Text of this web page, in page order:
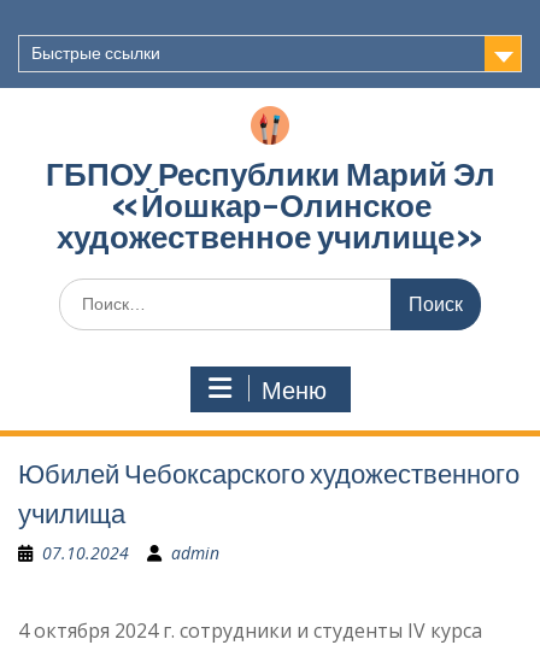
содержимому
Быстрые ссылки
ГБПОУ Республики Марий Эл
«Йошкар-Олинское
художественное училище»
Поиск
по:
Меню
Юбилей Чебоксарского художественного
училища
07.10.2024 admin
4 октября 2024 г. сотрудники и студенты IV курса